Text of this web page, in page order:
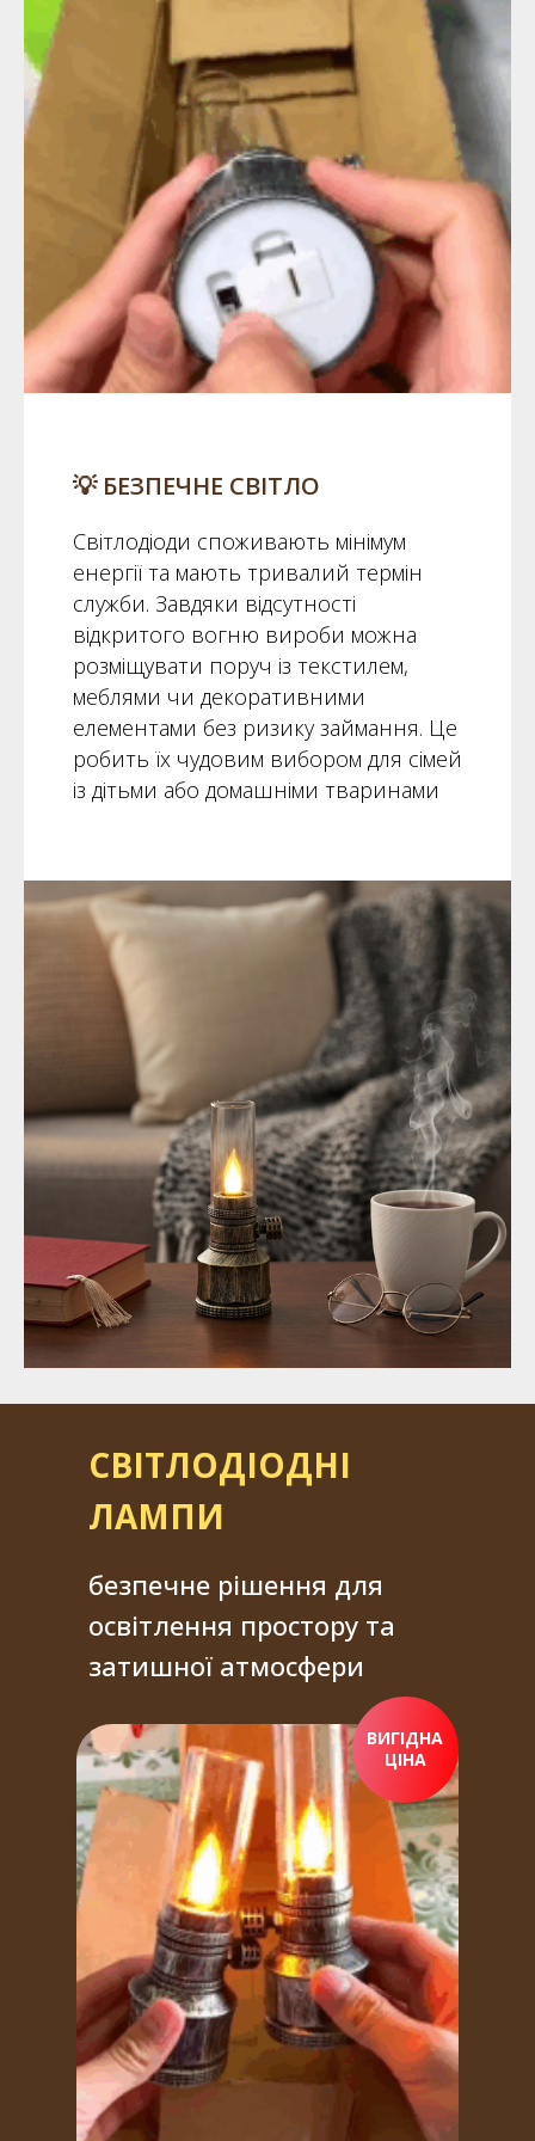
💡 БЕЗПЕЧНЕ СВІТЛО
Світлодіоди споживають мінімум
енергії та мають тривалий термін
служби. Завдяки відсутності
відкритого вогню вироби можна
розміщувати поруч із текстилем,
меблями чи декоративними
елементами без ризику займання. Це
робить їх чудовим вибором для сімей
із дітьми або домашніми тваринами
ПРИДБАТИ ЗАРАЗ
СВІТЛОДІОДНІ
ЛАМПИ
безпечне рішення для
освітлення простору та
затишної атмосфери
ВИГІДНА
ЦІНА